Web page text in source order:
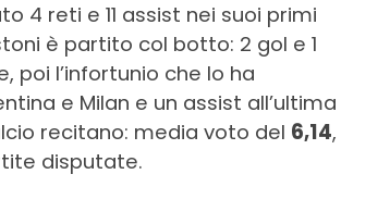
4 reti e 11 assist nei suoi primi
è partito col botto: 2 gol e 1
poi l’infortunio che lo ha
e Milan e un assist all’ultima
recitano: media voto del 6,14,
disputate.